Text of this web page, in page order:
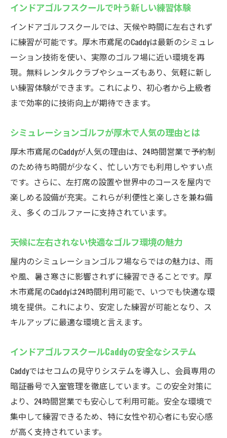
ト
厚木で味わう世界のコース体験と楽しさ
24時間営業のインドアゴルフ練習場Caddyを活用
しよう
インドアゴルフスクールCaddyの24時間活用
法
忙しい方でも安心なインドアゴルフ練習場
の利便性
左打席も完備した幅広いゴルファー対応
無料レンタルクラブ・シューズで手ぶら練
習
インドアゴルフスクールで効率的なスキル
最新技術を駆使した厚木市のゴルフ練習場Caddy
インドアゴルフスクールで体験する最新機
器の魅力
世界中のコースを再現！シミュレーターの
機能紹介
リアルなシミュレーションで上達を実感で
快適な練習環境とインドアゴルフスクール
の強み
オンライン対戦やデータ分析で楽しく練習
初心者も安心のインドアゴルフスクールサ
ポート
インドアゴルフスクールで叶う新しい練習体験
インドアゴルフスクールでは、天候や時間に左右されず
に練習が可能です。厚木市鳶尾のCaddyは最新のシミュレ
ーション技術を使い、実際のゴルフ場に近い環境を再
現。無料レンタルクラブやシューズもあり、気軽に新し
い練習体験ができます。これにより、初心者から上級者
まで効率的に技術向上が期待できます。
シミュレーションゴルフが厚木で人気の理由とは
厚木市鳶尾のCaddyが人気の理由は、24時間営業で予約制
のため待ち時間が少なく、忙しい方でも利用しやすい点
です。さらに、左打席の設置や世界中のコースを屋内で
楽しめる設備が充実。これらが利便性と楽しさを兼ね備
え、多くのゴルファーに支持されています。
天候に左右されない快適なゴルフ環境の魅力
屋内のシミュレーションゴルフ場ならではの魅力は、雨
や風、暑さ寒さに影響されずに練習できることです。厚
木市鳶尾のCaddyは24時間利用可能で、いつでも快適な環
境を提供。これにより、安定した練習が可能となり、ス
キルアップに最適な環境と言えます。
インドアゴルフスクールCaddyの安全なシステム
Caddyではセコムの見守りシステムを導入し、会員専用の
暗証番号で入室管理を徹底しています。この安全対策に
より、24時間営業でも安心して利用可能。安全な環境で
集中して練習できるため、特に女性や初心者にも安心感
が高く支持されています。